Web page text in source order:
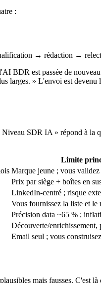
:
→ rédaction →
BDR est passée de
larges. » L'envoi est
SDR IA » répond à la
Limite
Marque jeune ; vous
Prix par siège + boîtes en
LinkedIn-centré ; risque
Vous fournissez la liste et le
Précision data ~65 % ;
Découverte/enrichissement,
Email seul ; vous
mais fausses. C'est là